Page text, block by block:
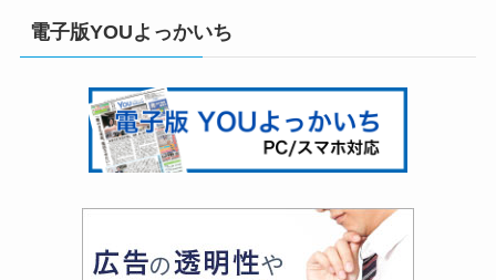
電子版YOUよっかいち